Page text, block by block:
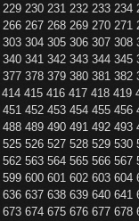
229 230 231 232 233 234
266 267 268 269 270 271
303 304 305 306 307 308
340 341 342 343 344 345
377 378 379 380 381 382
414 415 416 417 418 419
451 452 453 454 455 456
488 489 490 491 492 493
525 526 527 528 529 530
562 563 564 565 566 567
599 600 601 602 603 604
636 637 638 639 640 641
673 674 675 676 677 678